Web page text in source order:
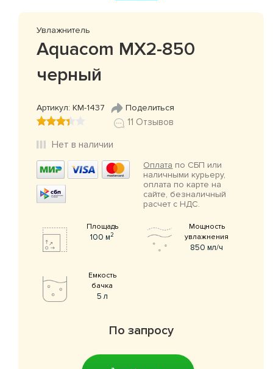
Увлажнитель
Aquacom MX2-850
черный
Артикул: КМ-1437 Поделиться
11 Отзывов
Нет в наличии
Оплата по СБП или
наличными курьеру,
оплата по карте на
сайте, безналичный
расчет с НДС.
Площадь
100 м2
Мощность
увлажнения
850 мл/ч
Емкость
бачка
5 л
По запросу